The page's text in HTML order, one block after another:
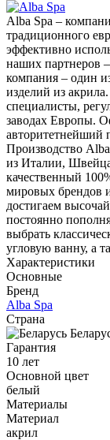
Alba Spa –
традиционного
эффективно
наших партнеров
компания – один
изделий из
специалисты,
заводах Европы.
авторитетнейший
Производство
из Италии,
качественный
мировых брендов
достигаем
постоянно
выбрать
угловую ванну, а
Характеристики
Основные
Бренд
Alba Spa
Страна
Гарантия
10 лет
Основной цвет
белый
Материалы
Материал
акрил